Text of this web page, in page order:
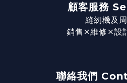
顧客服務
縫紉機及
銷售⨯維修⨯設
聯絡我們